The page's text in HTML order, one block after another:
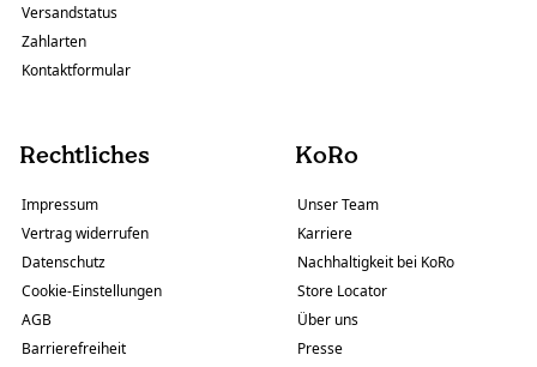
Versandstatus
Zahlarten
Kontaktformular
Rechtliches
Impressum
Vertrag widerrufen
Datenschutz
Cookie-Einstellungen
AGB
Barrierefreiheit
KoRo
Unser Team
Karriere
Nachhaltigkeit bei KoRo
Store Locator
Über uns
Presse